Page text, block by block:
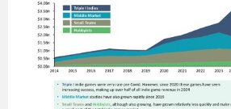
eスポーツ